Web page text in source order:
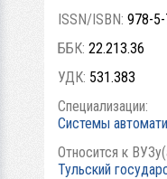
ISSN/ISBN: 978-
ББК: 22.213.36
УДК: 531.383
Специализации:
Системы
Относится к
Тульский